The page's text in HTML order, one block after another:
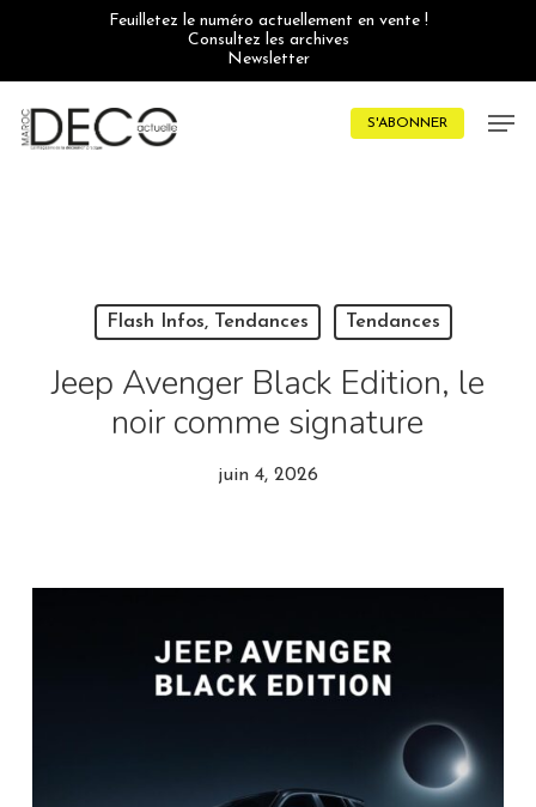
Feuilletez le numéro actuellement en vente !
Consultez les archives
Newsletter
S'ABONNER
Flash Infos, Tendances Tendances
Jeep Avenger Black Edition, le
noir comme signature
juin 4, 2026